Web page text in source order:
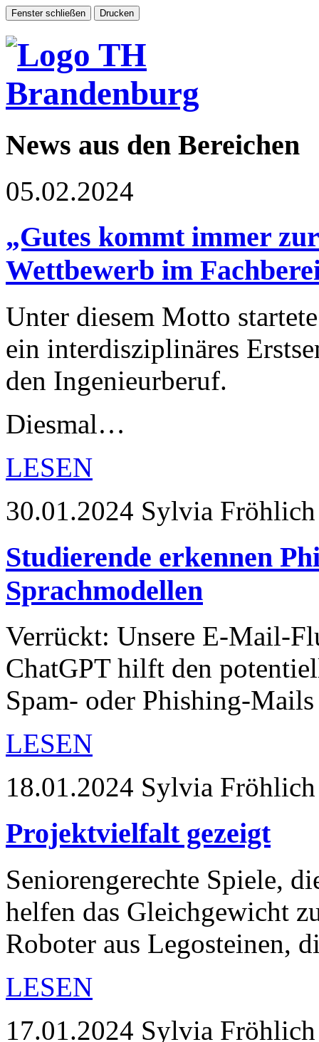
News aus den Bereichen
05.02.2024
„Gutes kommt immer
Wettbewerb im
Unter diesem Motto
ein interdisziplinäres
den Ingenieurberuf.
Diesmal…
LESEN
30.01.2024 Sylvia Fröhlich
Studierende erkennen
Sprachmodellen
Verrückt: Unsere E-Mail-
ChatGPT hilft den
Spam- oder Phishing-
LESEN
18.01.2024 Sylvia Fröhlich
Projektvielfalt gezeigt
Seniorengerechte Spiele,
helfen das Gleichgewicht
Roboter aus Legosteinen,
LESEN
17.01.2024 Sylvia Fröhlich